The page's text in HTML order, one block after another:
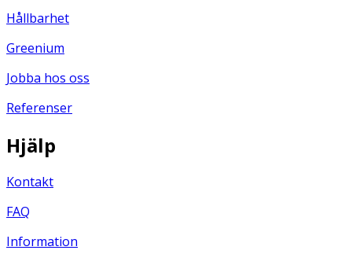
Hållbarhet
Greenium
Jobba hos oss
Referenser
Hjälp
Kontakt
FAQ
Information